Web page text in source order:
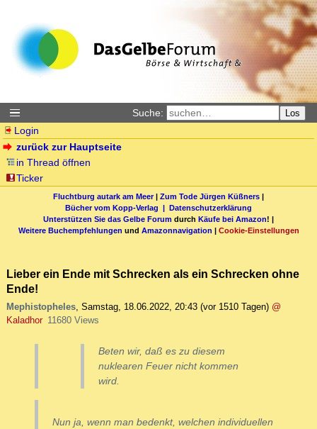
Suche: Los
Login
zurück zur Hauptseite
in Thread öffnen
Ticker
Fluchtburg autark am Meer| Zum Tode Jürgen Küßners |
Bücher vom Kopp-Verlag | Datenschutzerklärung
Unterstützen Sie das Gelbe Forum durch Käufe bei Amazon! |
Weitere Buchempfehlungen und Amazonnavigation | Cookie-Einstellungen
Lieber ein Ende mit Schrecken als ein Schrecken ohne
Ende!
Mephistopheles, Samstag, 18.06.2022, 20:43 (vor 1510 Tagen) @
Kaladhor 11680 Views
Beten wir, daß es zu diesem
nuklearen Feuer nicht kommen
wird.
Nun ja, wenn man bedenkt, welchen individuellen